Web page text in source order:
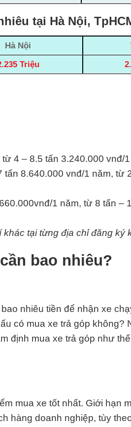
tại Hà Nội,
Hà Nội
Triệu
4 – 8.5 tấn 3.240.000 vnđ/
8.640.000 vnđ/1 năm, từ
1 năm, từ 8 tấn –
tại từng địa chỉ đăng ký
bao nhiêu?
nhiêu tiền để nhận xe
có mua xe trả góp không?
định mua xe trả góp như
mua xe tốt nhất. Giới hạn
hàng doanh nghiệp, tùy